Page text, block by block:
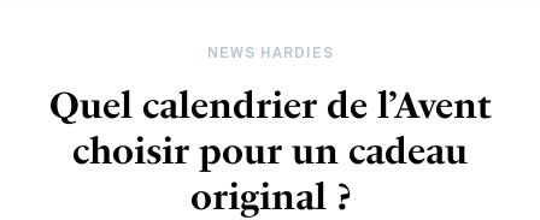
NEWS HARDIES
Quel calendrier de l’Avent
choisir pour un cadeau
original ?